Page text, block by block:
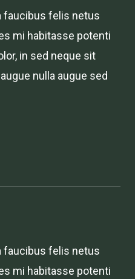
faucibus felis netus
mi habitasse potenti
in sed neque sit
nulla augue sed
faucibus felis netus
mi habitasse potenti